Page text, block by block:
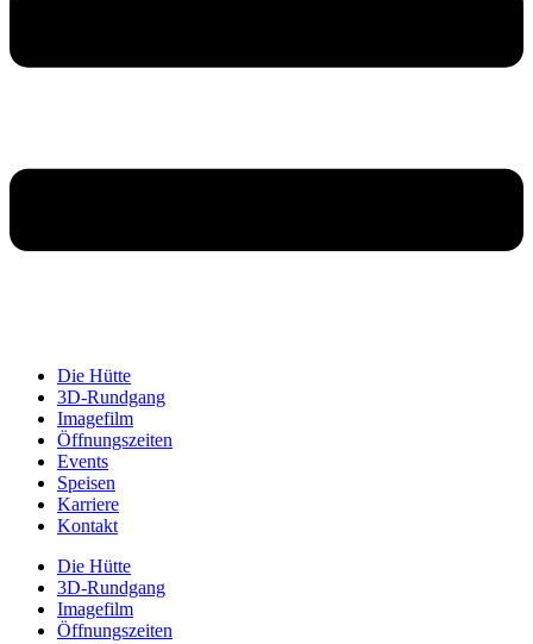
Die Hütte
3D-Rundgang
Imagefilm
Öffnungszeiten
Events
Speisen
Karriere
Kontakt
Die Hütte
3D-Rundgang
Imagefilm
Öffnungszeiten